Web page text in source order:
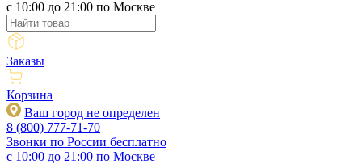
c 10:00 до 21:00 по Москве
Заказы
Корзина
Ваш город не определен
8 (800) 777-71-70
Звонки по России бесплатно
c 10:00 до 21:00 по Москве